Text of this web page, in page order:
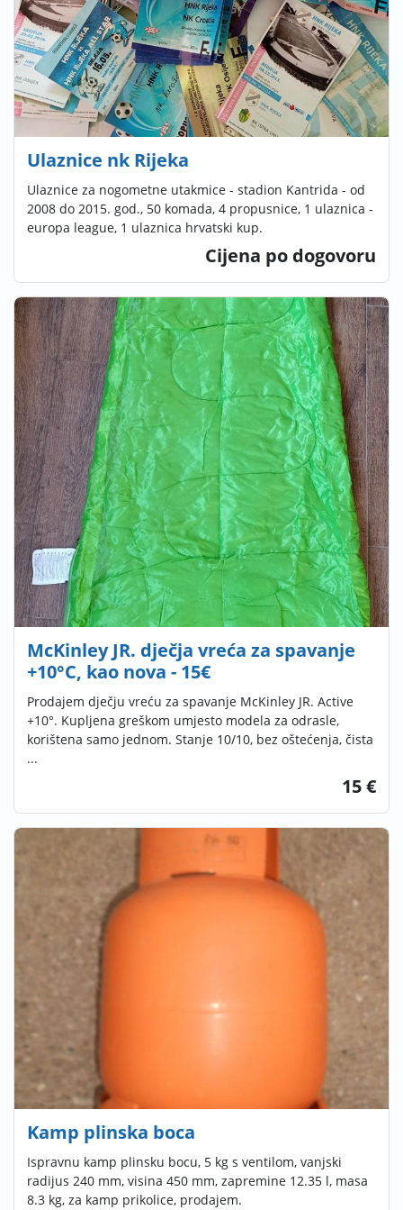
Ulaznice nk Rijeka
Ulaznice za nogometne utakmice - stadion Kantrida - od
2008 do 2015. god., 50 komada, 4 propusnice, 1 ulaznica -
europa league, 1 ulaznica hrvatski kup.
Cijena po dogovoru
McKinley JR. dječja vreća za spavanje
+10°C, kao nova - 15€
Prodajem dječju vreću za spavanje McKinley JR. Active
+10°. Kupljena greškom umjesto modela za odrasle,
korištena samo jednom. Stanje 10/10, bez oštećenja, čista
...
15 €
Kamp plinska boca
Ispravnu kamp plinsku bocu, 5 kg s ventilom, vanjski
radijus 240 mm, visina 450 mm, zapremine 12.35 l, masa
8.3 kg, za kamp prikolice, prodajem.